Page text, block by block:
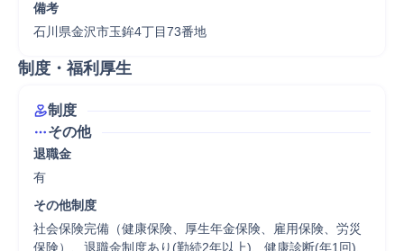
備考
石川県金沢市玉鉾4丁目73番地
制度・福利厚生
制度
その他
退職金
有
その他制度
社会保険完備（健康保険、厚生年金保険、雇用保険、労災
保険）、退職金制度あり(勤続2年以上)、健康診断(年1回)、